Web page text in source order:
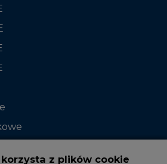
rynku z plików cookie